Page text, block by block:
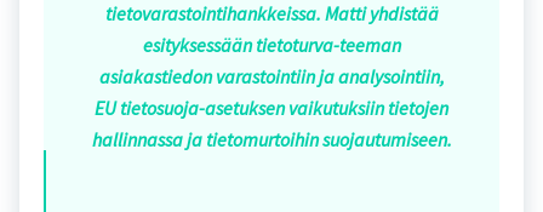
tietovarastointihankkeissa. Matti yhdistää
esityksessään tietoturva-teeman
asiakastiedon varastointiin ja analysointiin,
EU tietosuoja-asetuksen vaikutuksiin tietojen
hallinnassa ja tietomurtoihin suojautumiseen.